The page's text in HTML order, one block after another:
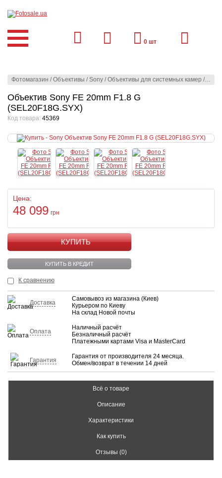
Фотомагазин /Объективы /Sony /Oбъективы для системных камер / Sony
Объектив Sony FE 20mm F1.8 G
(SEL20F18G.SYX)
Код товара: 45369
Цена:
48 099 грн
КУПИТЬ
КУПИТЬ В КРЕДИТ
К сравнению
Доставка
Самовывоз из магазина (Киев)
Курьером по Киеву
На склад Новой почты
Оплата
Наличный расчёт
Безналичный расчёт
Платежными картами Visa и MasterCard
Гарантия
Гарантия от производителя 24 месяца.
Обмен/возврат в течении 14 дней
Всё о товаре
Описание
Характеристики
Как купить
Отзывы (0)
0 шт